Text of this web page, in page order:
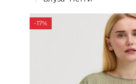
-17%